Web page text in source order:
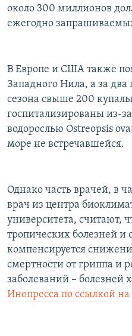
около 300 миллионов
ежегодно
В Европе и США также
Западного Нила, а за
сезона свыше 200
госпитализированы из-
водорослью Ostreopsis
море не встречавшейся.
Однако часть врачей, в
врач из центра
университета, считают,
тропических болезней и
компенсируется
смертности от гриппа и
заболеваний – болезней
Инопресса по ссылкой на